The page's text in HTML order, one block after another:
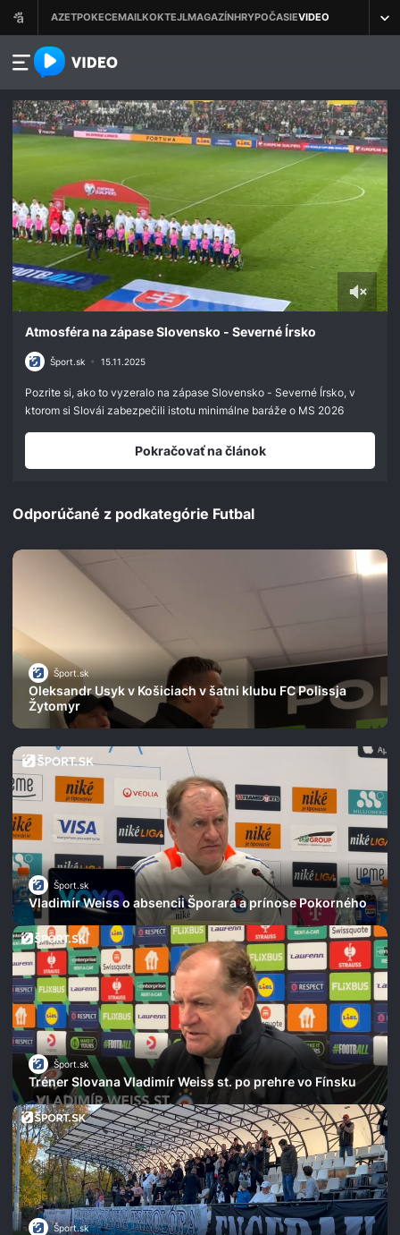
azet.video.sk
seconds
minute,
49
seconds
Atmosféra na zápase Slovensko - Severné Írsko
Šport.sk • 15.11.2025
Pozrite si, ako to vyzeralo na zápase Slovensko - Severné Írsko, v
ktorom si Slovái zabezpečili istotu minimálne baráže o MS 2026
Pokračovať na článok
Odporúčané z podkategórie Futbal
Šport.sk
Oleksandr Usyk v Košiciach v šatni klubu FC Polissja
Žytomyr
Šport.sk
Vladimír Weiss o absencii Šporara a prínose Pokorného
Šport.sk
Tréner Slovana Vladimír Weiss st. po prehre vo Fínsku
Šport.sk